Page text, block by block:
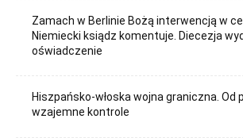
Zamach w Berlinie Bożą interwencją w
Niemiecki ksiądz komentuje. Diecezja
oświadczenie
Hiszpańsko-włoska wojna graniczna. Od
wzajemne kontrole